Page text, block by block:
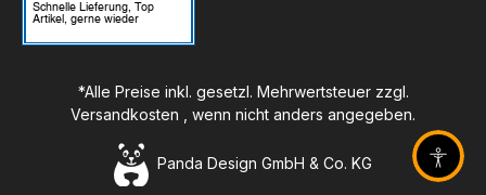
*Alle Preise inkl. gesetzl. Mehrwertsteuer zzgl.
Versandkosten , wenn nicht anders angegeben.
Panda Design GmbH & Co. KG